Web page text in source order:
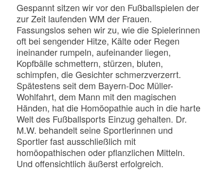
Gespannt sitzen wir vor den Fußballspielen der
zur Zeit laufenden WM der Frauen.
Fassungslos sehen wir zu, wie die Spielerinnen
oft bei sengender Hitze, Kälte oder Regen
ineinander rumpeln, aufeinander liegen,
Kopfbälle schmettern, stürzen, bluten,
schimpfen, die Gesichter schmerzverzerrt.
Spätestens seit dem Bayern-Doc Müller-
Wohlfahrt, dem Mann mit den magischen
Händen, hat die Homöopathie auch in die harte
Welt des Fußballsports Einzug gehalten. Dr.
M.W. behandelt seine Sportlerinnen und
Sportler fast ausschließlich mit
homöopathischen oder pflanzlichen Mitteln.
Und offensichtlich äußerst erfolgreich.